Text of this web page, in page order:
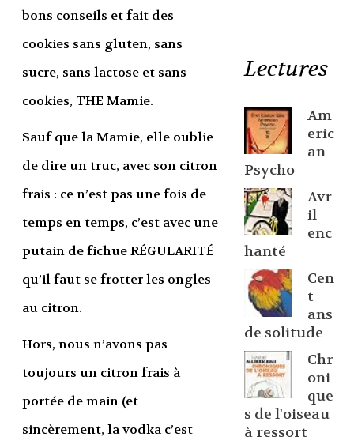
bons conseils et fait des
cookies sans gluten, sans
sucre, sans lactose et sans
cookies, THE Mamie.
Sauf que la Mamie, elle oublie
de dire un truc, avec son citron
frais : ce n’est pas une fois de
temps en temps, c’est avec une
putain de fichue RÉGULARITÉ
qu’il faut se frotter les ongles
au citron.
Hors, nous n’avons pas
toujours un citron frais à
portée de main (et
sincèrement, la vodka c’est
Lectures
Am
eric
an
Psycho
Avr
il
enc
hanté
Cen
t
ans
de solitude
Chr
oni
que
s de l'oiseau
à ressort